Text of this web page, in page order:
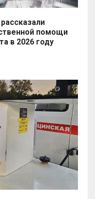
помощи
в 2026 году